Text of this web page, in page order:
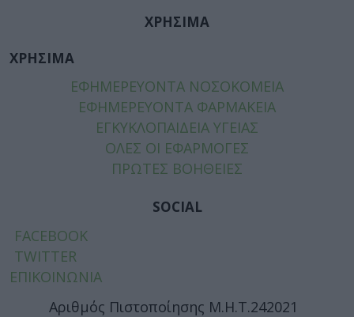
ΧΡΗΣΙΜΑ
ΧΡΗΣΙΜΑ
ΕΦΗΜΕΡΕΥΟΝΤΑ ΝΟΣΟΚΟΜΕΙΑ
ΕΦΗΜΕΡΕΥΟΝΤΑ ΦΑΡΜΑΚΕΙΑ
ΕΓΚΥΚΛΟΠΑΙΔΕΙΑ ΥΓΕΙΑΣ
ΟΛΕΣ ΟΙ ΕΦΑΡΜΟΓΕΣ
ΠΡΩΤΕΣ ΒΟΗΘΕΙΕΣ
SOCIAL
FACEBOOK
TWITTER
ΕΠΙΚΟΙΝΩΝΙΑ
Αριθμός Πιστοποίησης Μ.Η.Τ.242021